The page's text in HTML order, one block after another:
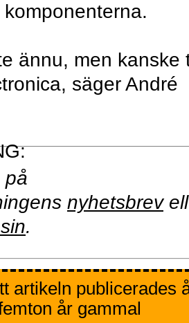
ännu, men kanske
säger André
på
nyhetsbrev
.
artikeln publicerades
år gammal